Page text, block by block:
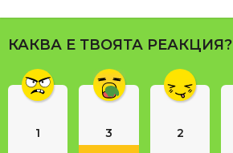
д
н
P
a
g
n
КАКВА Е ТВОЯТА РЕАКЦИЯ?
1 3 2